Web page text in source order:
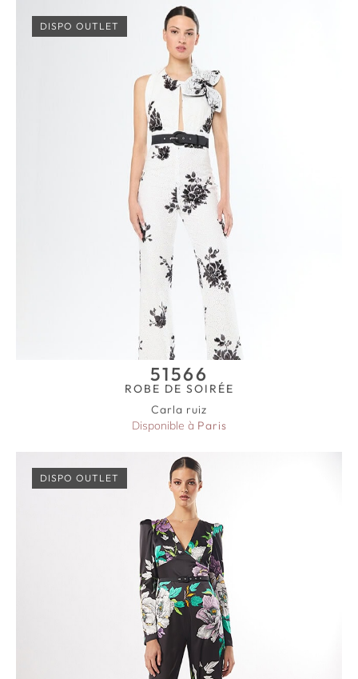
DISPO OUTLET
51566
ROBE DE SOIRÉE
Carla ruiz
Disponible à Paris
DISPO OUTLET